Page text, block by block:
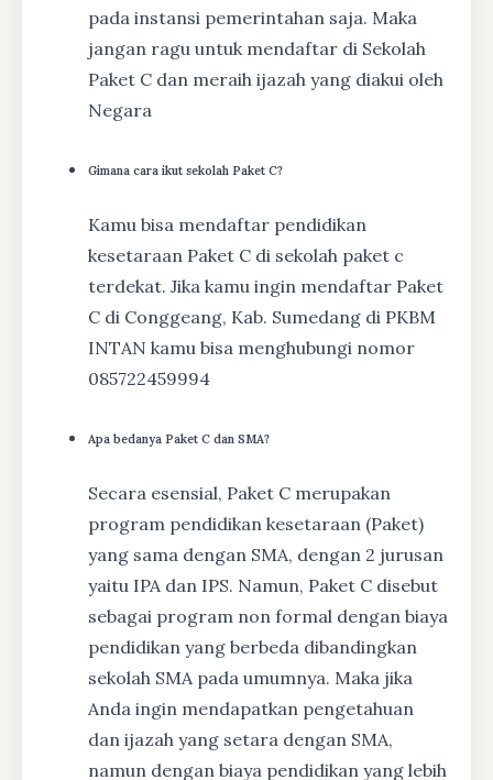
pada instansi pemerintahan saja. Maka
jangan ragu untuk mendaftar di Sekolah
Paket C dan meraih ijazah yang diakui oleh
Negara
Gimana cara ikut sekolah Paket C?
Kamu bisa mendaftar pendidikan
kesetaraan Paket C di sekolah paket c
terdekat. Jika kamu ingin mendaftar Paket
C di Conggeang, Kab. Sumedang di PKBM
INTAN kamu bisa menghubungi nomor
085722459994
Apa bedanya Paket C dan SMA?
Secara esensial, Paket C merupakan
program pendidikan kesetaraan (Paket)
yang sama dengan SMA, dengan 2 jurusan
yaitu IPA dan IPS. Namun, Paket C disebut
sebagai program non formal dengan biaya
pendidikan yang berbeda dibandingkan
sekolah SMA pada umumnya. Maka jika
Anda ingin mendapatkan pengetahuan
dan ijazah yang setara dengan SMA,
namun dengan biaya pendidikan yang lebih